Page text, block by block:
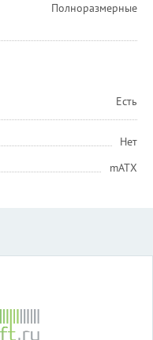
Полноразмерные
Есть
Нет
mATX